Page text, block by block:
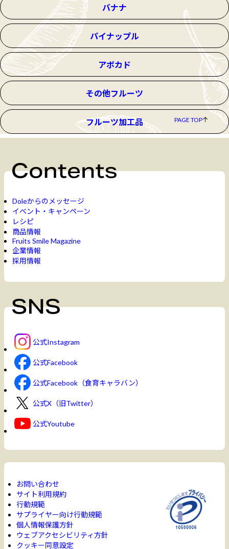
バナナ
パイナップル
アボカド
その他フルーツ
フルーツ加工品 PAGE TOP
Doleからのメッセージ
イベント・キャンペーン
レシピ
商品情報
Fruits Smile Magazine
企業情報
採用情報
公式Instagram
公式Facebook
公式Facebook（食育キャラバン）
公式X（旧Twitter）
公式Youtube
お問い合わせ
サイト利用規約
行動規範
サプライヤー向け行動規範
個人情報保護方針
ウェブアクセシビリティ方針
クッキー同意設定